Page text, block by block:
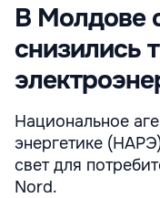
В Молдове
снизились
Национальное
энергетике
свет для
Nord.